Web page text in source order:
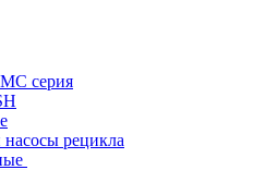
серия
рецикла